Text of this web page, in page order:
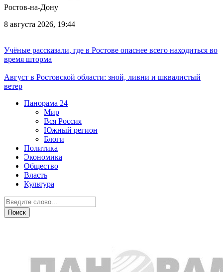
Ростов-на-Дону
8 августа 2026, 19:44
Учёные рассказали, где в Ростове опаснее всего находиться во
время шторма
Август в Ростовской области: зной, ливни и шквалистый
ветер
Панорама 24
Мир
Вся Россия
Южный регион
Блоги
Политика
Экономика
Общество
Власть
Культура